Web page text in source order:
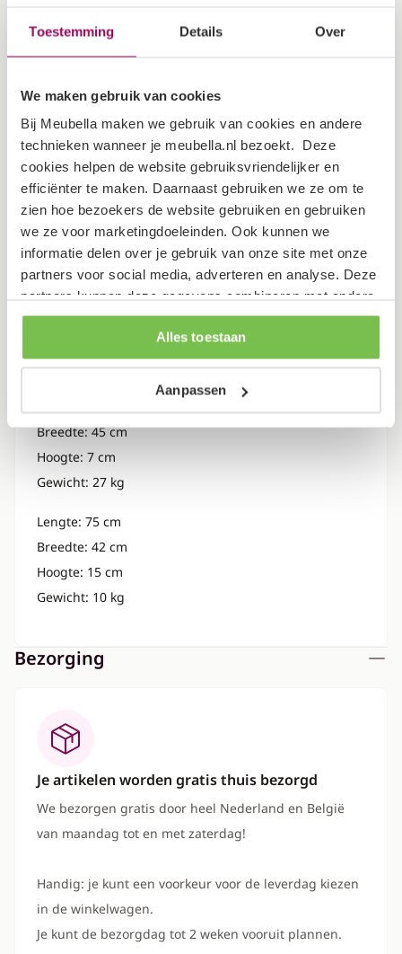
Toestemming Details Over
We maken gebruik van cookies
Bij Meubella maken we gebruik van cookies en andere
technieken wanneer je meubella.nl bezoekt. Deze
cookies helpen de website gebruiksvriendelijker en
efficiënter te maken. Daarnaast gebruiken we ze om te
zien hoe bezoekers de website gebruiken en gebruiken
we ze voor marketingdoeleinden. Ook kunnen we
informatie delen over je gebruik van onze site met onze
partners voor social media, adverteren en analyse. Deze
partners kunnen deze gegevens combineren met andere
informatie die je aan ze hebt verstrekt of die ze hebben
verzameld op basis van je gebruik van hun services.
Alles toestaan
Aanpassen
Hoogte
Garantietermijn 2 jaar
Verpakking
Dit artikel bestaat uit 3 pakketten
Lengte: 29 cm
Breedte: 16 cm
Gewicht: 2 kg
Breedte: 45 cm
Hoogte: 7 cm
Gewicht: 27 kg
Lengte: 75 cm
Breedte: 42 cm
Hoogte: 15 cm
Gewicht: 10 kg
Bezorging
Je artikelen worden gratis thuis bezorgd
We bezorgen gratis door heel Nederland en België
van maandag tot en met zaterdag!
Handig: je kunt een voorkeur voor de leverdag kiezen
in de winkelwagen.
Je kunt de bezorgdag tot 2 weken vooruit plannen.